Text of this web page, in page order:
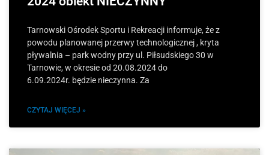
Tarnowski Ośrodek Sportu i Rekreacji informuje, że z
powodu planowanej przerwy technologicznej , kryta
pływalnia – park wodny przy ul. Piłsudskiego 30 w
Tarnowie, w okresie od 20.08.2024 do
6.09.2024r. będzie nieczynna. Za
CZYTAJ WIĘCEJ »